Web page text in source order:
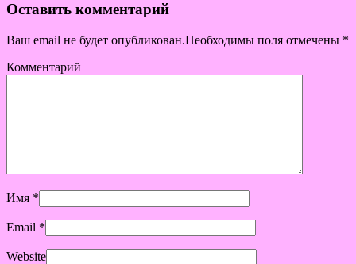
Оставить комментарий
Ваш email не будет опубликован.Необходимы поля отмечены *
Комментарий
Имя *
Email *
Website